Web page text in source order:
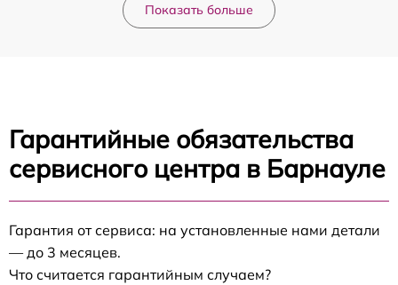
Показать больше
Гарантийные обязательства
сервисного центра в Барнауле
Гарантия от сервиса: на установленные нами детали
— до 3 месяцев.
Что считается гарантийным случаем?